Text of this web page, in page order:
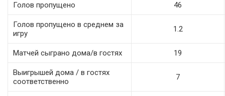
Голов пропущено 46
Голов пропущено в среднем за
игру
1.2
Матчей сыграно дома/в гостях 19
Выигрышей дома / в гостях
соответственно
7